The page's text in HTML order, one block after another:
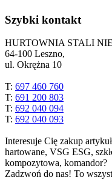
Szybki kontakt
HURTOWNIA STALI
64-100 Leszno,
ul. Okrężna 10
T: 697 460 760
T: 691 200 803
T: 692 040 094
T: 692 040 093
Interesuje Cię zakup
hartowane, VSG ESG,
kompozytowa, komandor?
Zadzwoń do nas! To